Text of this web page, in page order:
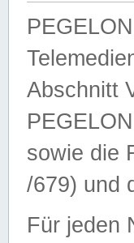
Abschnitt
sowie die
/679) und
Für jeden